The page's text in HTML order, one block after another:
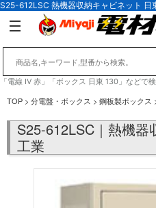
S25-612LSC 熱機器収納キャビネット 日
「電線 IV 赤」「ボックス 日東 130」などで
TOP > 分電盤・ボックス > 鋼板製ボックス
S25-612LSC｜熱機
工業